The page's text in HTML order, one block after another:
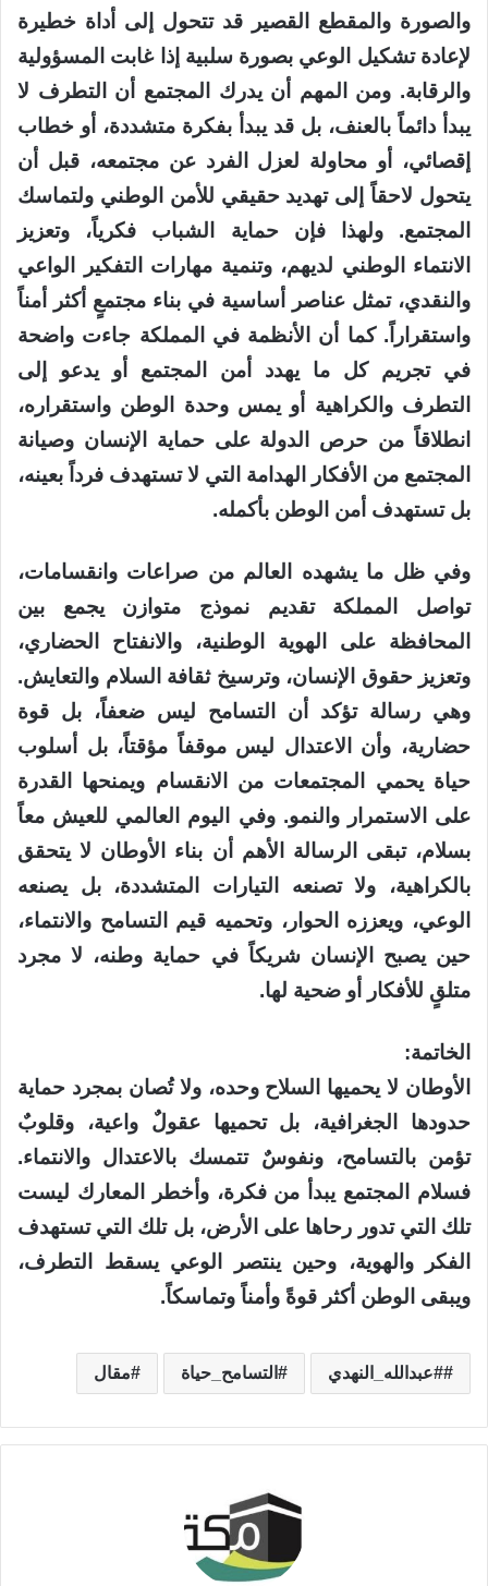
والصورة والمقطع القصير قد تتحول إلى أداة خطيرة
لإعادة تشكيل الوعي بصورة سلبية إذا غابت المسؤولية
والرقابة. ومن المهم أن يدرك المجتمع أن التطرف لا
يبدأ دائماً بالعنف، بل قد يبدأ بفكرة متشددة، أو خطاب
إقصائي، أو محاولة لعزل الفرد عن مجتمعه، قبل أن
يتحول لاحقاً إلى تهديد حقيقي للأمن الوطني ولتماسك
المجتمع. ولهذا فإن حماية الشباب فكرياً، وتعزيز
الانتماء الوطني لديهم، وتنمية مهارات التفكير الواعي
والنقدي، تمثل عناصر أساسية في بناء مجتمعٍ أكثر أمناً
واستقراراً. كما أن الأنظمة في المملكة جاءت واضحة
في تجريم كل ما يهدد أمن المجتمع أو يدعو إلى
التطرف والكراهية أو يمس وحدة الوطن واستقراره،
انطلاقاً من حرص الدولة على حماية الإنسان وصيانة
المجتمع من الأفكار الهدامة التي لا تستهدف فرداً بعينه،
بل تستهدف أمن الوطن بأكمله.
وفي ظل ما يشهده العالم من صراعات وانقسامات،
تواصل المملكة تقديم نموذج متوازن يجمع بين
المحافظة على الهوية الوطنية، والانفتاح الحضاري،
وتعزيز حقوق الإنسان، وترسيخ ثقافة السلام والتعايش.
وهي رسالة تؤكد أن التسامح ليس ضعفاً، بل قوة
حضارية، وأن الاعتدال ليس موقفاً مؤقتاً، بل أسلوب
حياة يحمي المجتمعات من الانقسام ويمنحها القدرة
على الاستمرار والنمو. وفي اليوم العالمي للعيش معاً
بسلام، تبقى الرسالة الأهم أن بناء الأوطان لا يتحقق
بالكراهية، ولا تصنعه التيارات المتشددة، بل يصنعه
الوعي، ويعززه الحوار، وتحميه قيم التسامح والانتماء،
حين يصبح الإنسان شريكاً في حماية وطنه، لا مجرد
متلقٍ للأفكار أو ضحية لها.
الخاتمة:
الأوطان لا يحميها السلاح وحده، ولا تُصان بمجرد حماية
حدودها الجغرافية، بل تحميها عقولٌ واعية، وقلوبٌ
تؤمن بالتسامح، ونفوسٌ تتمسك بالاعتدال والانتماء.
فسلام المجتمع يبدأ من فكرة، وأخطر المعارك ليست
تلك التي تدور رحاها على الأرض، بل تلك التي تستهدف
الفكر والهوية، وحين ينتصر الوعي يسقط التطرف،
ويبقى الوطن أكثر قوةً وأمناً وتماسكاً.
#عبدالله_النهدي التسامح_حياة مقال